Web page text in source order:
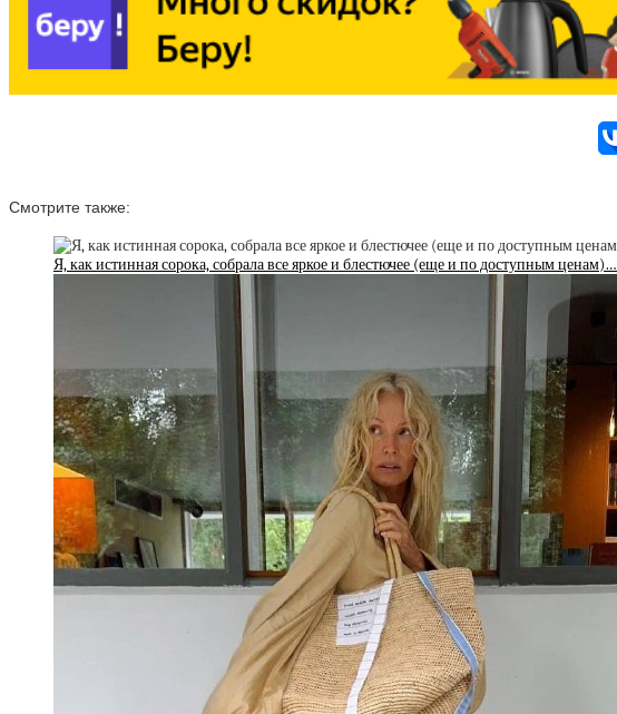
Смотрите также:
Я, как истинная сорока, собрала все яркое и блестючее (еще и по доступным ценам)…